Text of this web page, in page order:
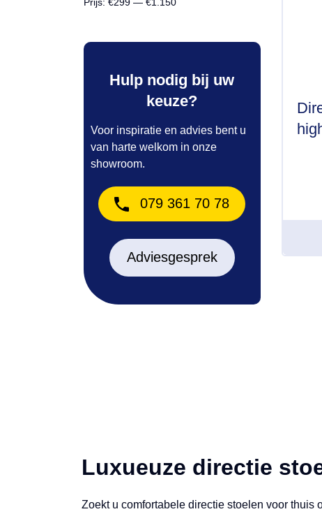
Hulp nodig bij uw
keuze?
Voor inspiratie en advies bent u
van harte welkom in onze
showroom.
079 361 70 78
Adviesgesprek
Luxueuze directie
Zoekt u comfortabele directie stoelen voor thuis